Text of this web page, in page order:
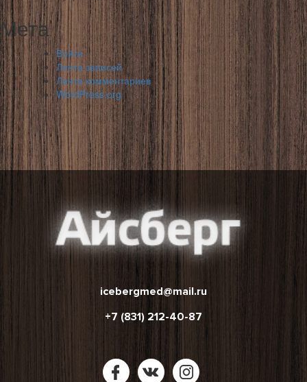
Мета
Войти
Лента записей
Лента комментариев
WordPress.org
icebergmed@mail.ru
+7 (831) 212-40-87